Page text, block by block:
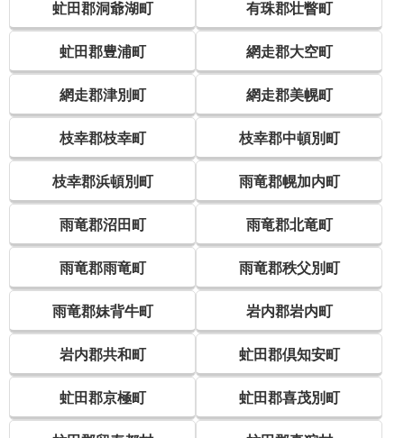
虻田郡洞爺湖町 有珠郡壮瞥町
虻田郡豊浦町 網走郡大空町
網走郡津別町 網走郡美幌町
枝幸郡枝幸町 枝幸郡中頓別町
枝幸郡浜頓別町 雨竜郡幌加内町
雨竜郡沼田町 雨竜郡北竜町
雨竜郡雨竜町 雨竜郡秩父別町
雨竜郡妹背牛町 岩内郡岩内町
岩内郡共和町 虻田郡倶知安町
虻田郡京極町 虻田郡喜茂別町